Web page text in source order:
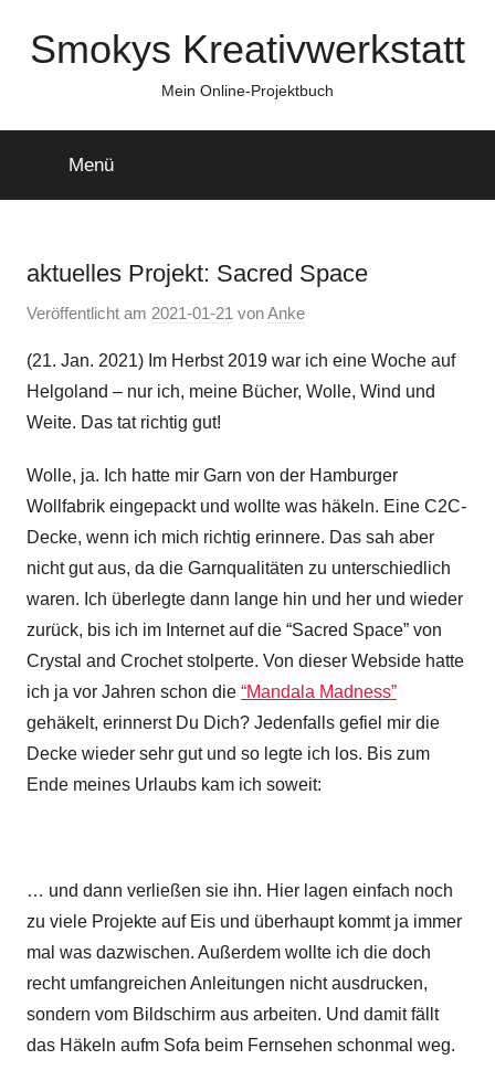
InhaltSmokys Kreativwerkstatt
Mein Online-Projektbuch
Menü
aktuelles Projekt: Sacred Space
Veröffentlicht am 2021-01-21 vonAnke
(21. Jan. 2021) Im Herbst 2019 war ich eine Woche auf
Helgoland – nur ich, meine Bücher, Wolle, Wind und
Weite. Das tat richtig gut!
Wolle, ja. Ich hatte mir Garn von der Hamburger
Wollfabrik eingepackt und wollte was häkeln. Eine C2C-
Decke, wenn ich mich richtig erinnere. Das sah aber
nicht gut aus, da die Garnqualitäten zu unterschiedlich
waren. Ich überlegte dann lange hin und her und wieder
zurück, bis ich im Internet auf die “Sacred Space” von
Crystal and Crochet stolperte. Von dieser Webside hatte
ich ja vor Jahren schon die “Mandala Madness”
gehäkelt, erinnerst Du Dich? Jedenfalls gefiel mir die
Decke wieder sehr gut und so legte ich los. Bis zum
Ende meines Urlaubs kam ich soweit:
… und dann verließen sie ihn. Hier lagen einfach noch
zu viele Projekte auf Eis und überhaupt kommt ja immer
mal was dazwischen. Außerdem wollte ich die doch
recht umfangreichen Anleitungen nicht ausdrucken,
sondern vom Bildschirm aus arbeiten. Und damit fällt
das Häkeln aufm Sofa beim Fernsehen schonmal weg.